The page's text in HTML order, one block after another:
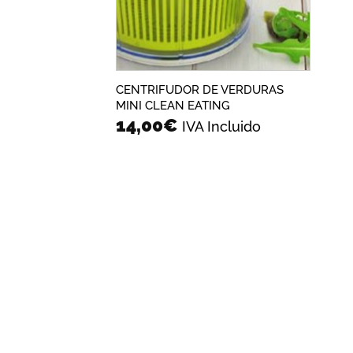
CENTRIFUDOR DE VERDURAS
MINI CLEAN EATING
14,00€ IVA Incluido